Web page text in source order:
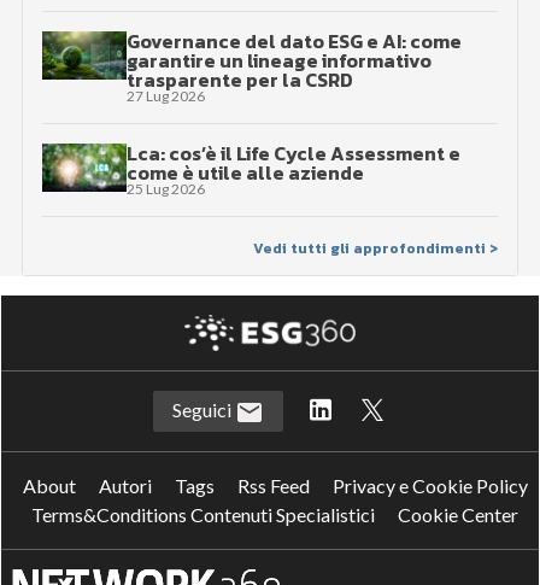
Governance del dato ESG e AI: come
garantire un lineage informativo
trasparente per la CSRD
27 Lug 2026
Lca: cos’è il Life Cycle Assessment e
come è utile alle aziende
25 Lug 2026
Vedi tutti gli approfondimenti >
Seguici
About Autori Tags Rss Feed
Privacy e Cookie Policy
Terms&Conditions Contenuti Specialistici
Cookie Center